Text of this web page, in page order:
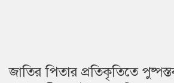
জাতির পিতার প্রতিকৃতিতে